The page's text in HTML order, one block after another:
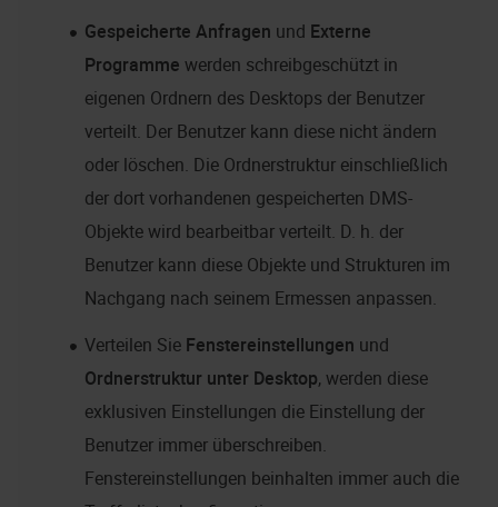
Gespeicherte Anfragen und Externe
Programme werden schreibgeschützt in
eigenen Ordnern des Desktops der Benutzer
verteilt. Der Benutzer kann diese nicht ändern
oder löschen. Die Ordnerstruktur einschließlich
der dort vorhandenen gespeicherten DMS-
Objekte wird bearbeitbar verteilt. D. h. der
Benutzer kann diese Objekte und Strukturen im
Nachgang nach seinem Ermessen anpassen.
Verteilen Sie Fenstereinstellungen und
Ordnerstruktur unter Desktop, werden diese
exklusiven Einstellungen die Einstellung der
Benutzer immer überschreiben.
Fenstereinstellungen beinhalten immer auch die